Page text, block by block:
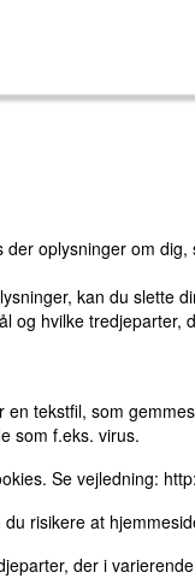
oplysninger om
kan du
og hvilke tredjeparter,
en tekstfil, som
som f.eks. virus.
Se vejledning:
risikere at
der i